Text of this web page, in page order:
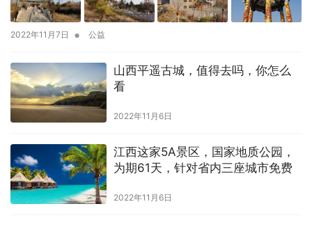
2022年11月7日 • 公益
山西平遥古城，值得去吗，你怎么
看
2022年11月6日
江西这家5A景区，国家地质公园，
为期61天，针对省内三座城市免费
2022年11月6日